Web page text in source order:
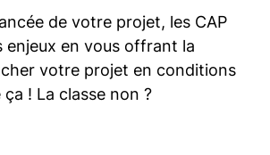
de votre projet, les CAP
enjeux en vous offrant la
votre projet en conditions
ça ! La classe non ?